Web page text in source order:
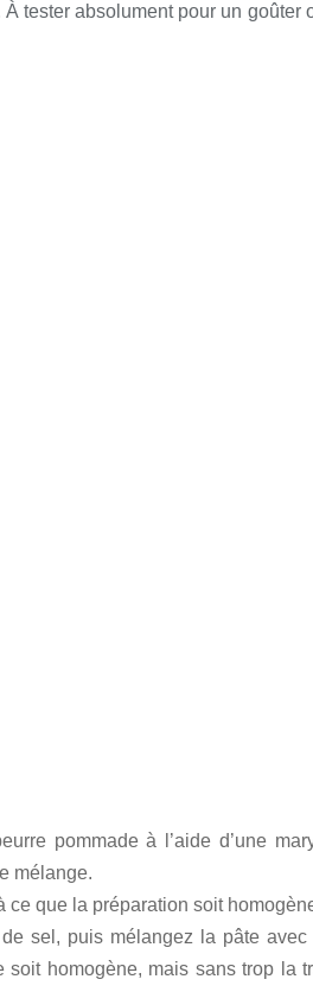
tester absolument pour un goûter
pommade à l’aide d’une
mélange.
ce que la préparation soit
sel, puis mélangez la pâte
soit homogène, mais sans trop la